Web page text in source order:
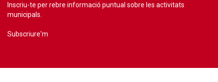
Inscriu-te per rebre informació puntual sobre les activitats
municipals.
Subscriure'm